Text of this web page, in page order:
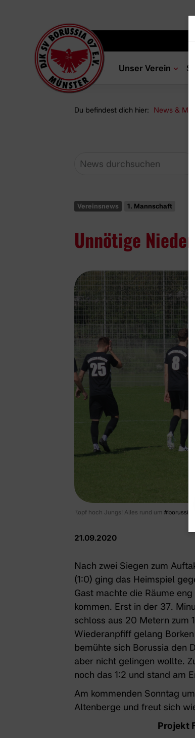
Unser Verein
Du befindest dich hier: News &
Vereinsnews 1. Mannschaft
Unnötige
Kopf hoch Jungs! Alles rund um
21.09.2020
Nach zwei Siegen zum
(1:0) ging das Heimspiel
Gast machte die Räume
kommen. Erst in der 37.
schloss aus 20 Metern zum
Wiederanpfiff gelang
bemühte sich Borussia den
aber nicht gelingen wollte.
noch das 1:2 und stand am
Am kommenden Sonntag
Altenberge und freut sich
Projekt